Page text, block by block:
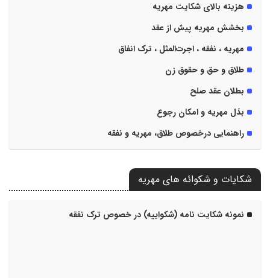
هزینه بالای شکایت مهریه
بخشش مهریه پیش از عقد
مهریه ، نفقه ، اجرت‌المثل ، ترک انفاق
طلاق و حق و حقوق زن
بطلان عقد صلح
بذل مهریه و امکان رجوع
راهنمایی درخصوص طلاق، مهریه و نفقه
شکایات و شکوائه های مهریه
نمونه شکایت نامه (شکواییه) در خصوص ترک نفقه